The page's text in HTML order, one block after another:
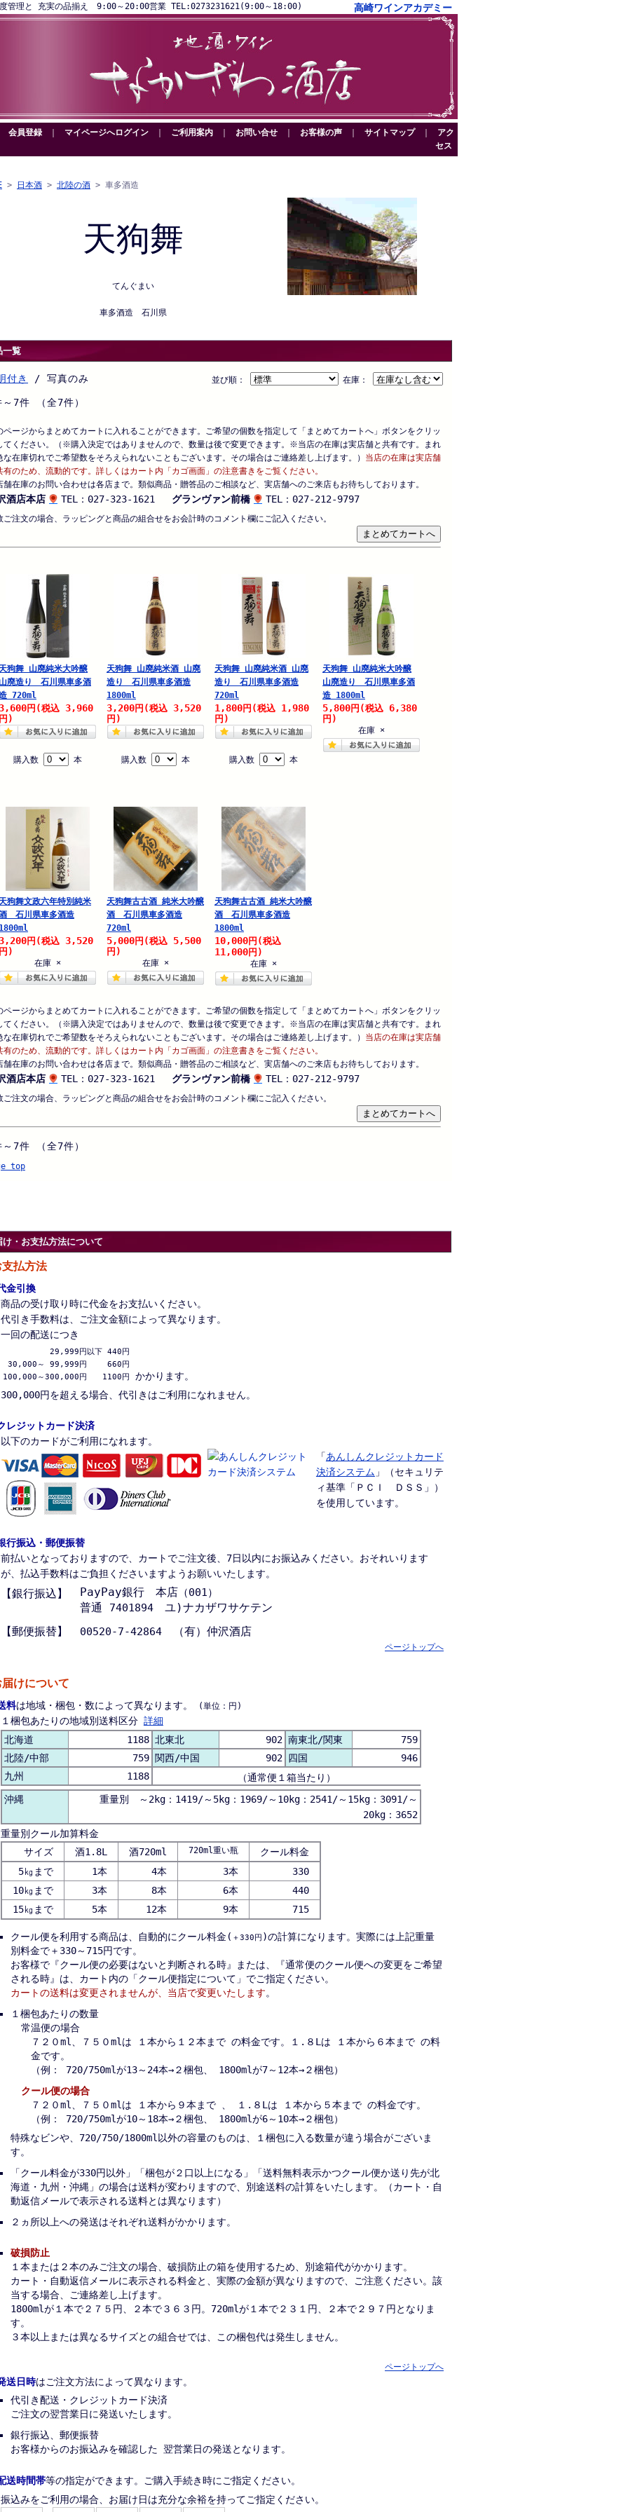
管理と 充実の品揃え 9:00～20:00営業 TEL:0273231621(9:00～18:00) 高崎ワインアカデミー
会員登録 マイページへログイン ご利用案内 お問い合せ お客様の声 サイトマップ
アク
セス
> 日本酒 > 北陸の酒 > 車多酒造
天狗舞
てんぐまい
車多酒造 石川県
一覧
在庫：
並び順：
付き / 写真のみ
～7件 （全7件）
ページからまとめてカートに入れることができます。ご希望の個数を指定して「まとめてカートへ」ボタンをクリッ
てください。（※購入決定ではありませんので、数量は後で変更できます。※当店の在庫は実店舗と共有です。まれ
な在庫切れでご希望数をそろえられないこともございます。その場合はご連絡差し上げます。） 当店の在庫は実店舗
有のため、流動的です。詳しくはカート内「カゴ画面」の注意書きをご覧ください。
舗在庫のお問い合わせは各店まで。類似商品・贈答品のご相談など、実店舗へのご来店もお待ちしております。
酒店本店 TEL：027-323-1621 グランヴァン前橋 TEL：027-212-9797
ご注文の場合、ラッピングと商品の組合せをお会計時のコメント欄にご記入ください。
狗舞 山廃純米大吟醸
廃造り 石川県車多酒
720ml
円 (税込 3,960
)
購入数 本
天狗舞 山廃純米酒 山廃
造り 石川県車多酒造
1800ml
3,200円 (税込 3,520
円)
購入数 本
天狗舞 山廃純米酒 山廃
造り 石川県車多酒造
720ml
1,800円 (税込 1,980
円)
購入数 本
天狗舞 山廃純米大吟醸
山廃造り 石川県車多酒
造 1800ml
5,800円 (税込 6,380
円)
在庫 ×
狗舞文政六年特別純米
石川県車多酒造
円 (税込 3,520
)
在庫 ×
天狗舞古古酒 純米大吟醸
酒 石川県車多酒造
720ml
5,000円 (税込 5,500
円)
在庫 ×
天狗舞古古酒 純米大吟醸
酒 石川県車多酒造
1800ml
10,000円 (税込
11,000円)
在庫 ×
ページからまとめてカートに入れることができます。ご希望の個数を指定して「まとめてカートへ」ボタンをクリッ
てください。（※購入決定ではありませんので、数量は後で変更できます。※当店の在庫は実店舗と共有です。まれ
な在庫切れでご希望数をそろえられないこともございます。その場合はご連絡差し上げます。） 当店の在庫は実店舗
有のため、流動的です。詳しくはカート内「カゴ画面」の注意書きをご覧ください。
舗在庫のお問い合わせは各店まで。類似商品・贈答品のご相談など、実店舗へのご来店もお待ちしております。
酒店本店 TEL：027-323-1621 グランヴァン前橋 TEL：027-212-9797
ご注文の場合、ラッピングと商品の組合せをお会計時のコメント欄にご記入ください。
～7件 （全7件）
top
け・お支払方法について
払方法
金引換
商品の受け取り時に代金をお支払いください。
代引き手数料は、ご注文金額によって異なります。
一回の配送につき
          29,999円以下 440円
30,000～ 99,999円　　 660円
100,000～300,000円　　1100円
かかります。
300,000円を超える場合、代引きはご利用になれません。
レジットカード決済
以下のカードがご利用になれます。
「あんしんクレジットカード
決済システム 」（セキュリテ
ィ基準「ＰＣＩ ＤＳＳ」）
を使用しています。
行振込・郵便振替
前払いとなっておりますので、カートでご注文後、7日以内にお振込みください。おそれいります
が、払込手数料はご負担くださいますようお願いいたします。
【銀行振込】 PayPay銀行 本店（001）
普通 7401894ユ)ナカザワサケテン
【郵便振替】
00520-7-42864（有）仲沢酒店
ページトップへ
けについて
料は地域・梱包・数によって異なります。 (単位：円)
１梱包あたりの地域別送料区分 詳細
北海道
1188 北東北 902 南東北/関東
759
北陸/中部
759 関西/中国 902 四国
946
九州
1188
（通常便１箱当たり）
沖縄
重量別 ～2kg：1419/～5kg：1969/～10kg：2541/～15kg：3091/～
20kg：3652
重量別クール加算料金
サイズ
酒1.8L 酒720ml 720ml重い瓶
クール料金
5㎏まで
1本 4本 3本
330
10㎏まで
3本 8本 6本
440
15㎏まで
5本 12本 9本 715
クール便を利用する商品は、自動的にクール料金( ＋330円 )の計算になります。実際には上記重量
別料金で＋330～715円です。
お客様で『クール便の必要はないと判断される時』または、『通常便のクール便への変更をご希望
される時』は、カート内の「クール便指定について」でご指定ください。
カートの送料は変更されませんが、当店で変更いたします。
１梱包あたりの数量
常温便の場合
７２０ml、７５０mlは １本から１２本まで の料金です。１.８Lは １本から６本まで の料
金です。
（例： 720/750mlが13～24本→２梱包、 1800mlが7～12本→２梱包）
クール便の場合
７２０ml、７５０mlは １本から９本まで 、 １.８Lは １本から５本まで の料金です。
（例： 720/750mlが10～18本→２梱包、 1800mlが6～10本→２梱包）
特殊なビンや、720/750/1800ml以外の容量のものは、１梱包に入る数量が違う場合がございま
す。
「クール料金が330円以外」「梱包が２口以上になる」「送料無料表示かつクール便か送り先が北
海道・九州・沖縄」の場合は送料が変わりますので、別途送料の計算をいたします。（カート・自
動返信メールで表示される送料とは異なります）
２ヵ所以上への発送はそれぞれ送料がかかります。
破損防止
１本または２本のみご注文の場合、破損防止の箱を使用するため、別途箱代がかかります。
カート・自動返信メールに表示される料金と、実際の金額が異なりますので、ご注意ください。該
当する場合、ご連絡差し上げます。
1800mlが１本で２７５円、２本で３６３円。720mlが１本で２３１円、２本で２９７円となりま
す。
３本以上または異なるサイズとの組合せでは、この梱包代は発生しません。
ページトップへ
送日時はご注文方法によって異なります。
代引き配送・クレジットカード決済
ご注文の翌営業日に発送いたします。
銀行振込、郵便振替
お客様からのお振込みを確認した 翌営業日の発送となります。
送時間帯等の指定ができます。ご購入手続き時にご指定ください。
振込みをご利用の場合、お届け日は充分な余裕を持ってご指定ください。